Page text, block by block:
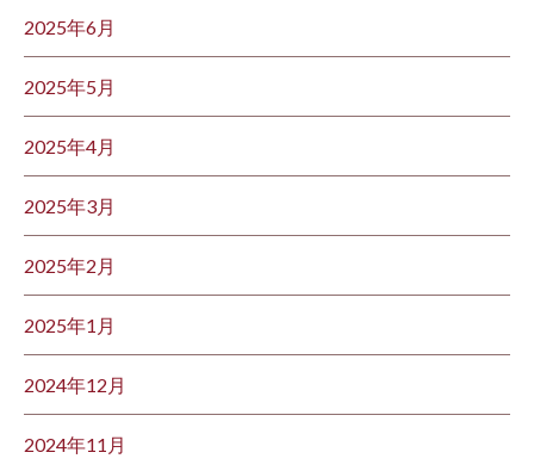
2025年6月
2025年5月
2025年4月
2025年3月
2025年2月
2025年1月
2024年12月
2024年11月